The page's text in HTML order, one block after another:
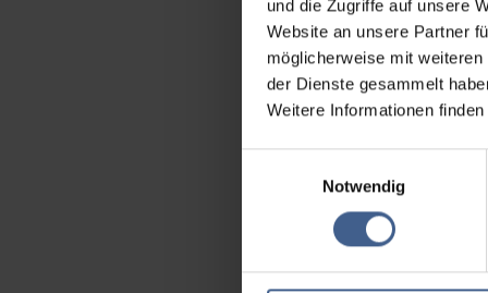
und die Zugriffe auf unsere
Website an unsere Partner
möglicherweise mit
der Dienste gesammelt
Weitere Informationen
Notwendig